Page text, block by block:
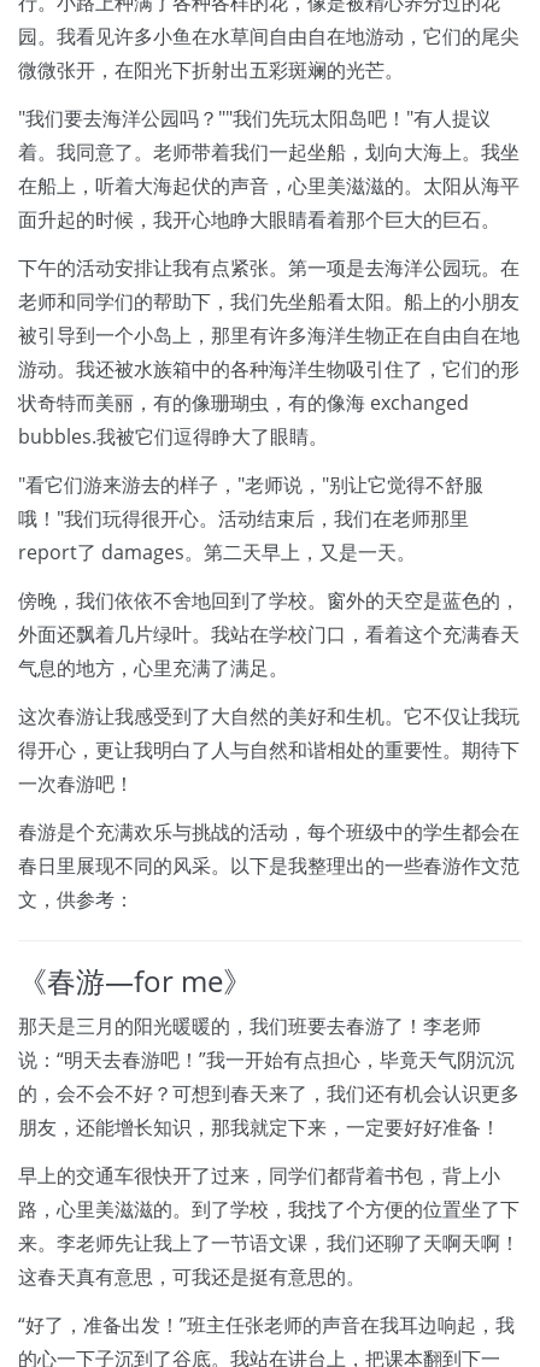
园。我看见许多小鱼在水草间自由自在地游动，它们的尾尖
微微张开，在阳光下折射出五彩斑斓的光芒。
"我们要去海洋公园吗？""我们先玩太阳岛吧！"有人提议
着。我同意了。老师带着我们一起坐船，划向大海上。我坐
在船上，听着大海起伏的声音，心里美滋滋的。太阳从海平
面升起的时候，我开心地睁大眼睛看着那个巨大的巨石。
下午的活动安排让我有点紧张。第一项是去海洋公园玩。在
老师和同学们的帮助下，我们先坐船看太阳。船上的小朋友
被引导到一个小岛上，那里有许多海洋生物正在自由自在地
游动。我还被水族箱中的各种海洋生物吸引住了，它们的形
状奇特而美丽，有的像珊瑚虫，有的像海 exchanged
bubbles.我被它们逗得睁大了眼睛。
"看它们游来游去的样子，"老师说，"别让它觉得不舒服
哦！"我们玩得很开心。活动结束后，我们在老师那里
report了 damages。第二天早上，又是一天。
傍晚，我们依依不舍地回到了学校。窗外的天空是蓝色的，
外面还飘着几片绿叶。我站在学校门口，看着这个充满春天
气息的地方，心里充满了满足。
这次春游让我感受到了大自然的美好和生机。它不仅让我玩
得开心，更让我明白了人与自然和谐相处的重要性。期待下
一次春游吧！
春游是个充满欢乐与挑战的活动，每个班级中的学生都会在
春日里展现不同的风采。以下是我整理出的一些春游作文范
文，供参考：
《春游—for me》
那天是三月的阳光暖暖的，我们班要去春游了！李老师
说：“明天去春游吧！”我一开始有点担心，毕竟天气阴沉沉
的，会不会不好？可想到春天来了，我们还有机会认识更多
朋友，还能增长知识，那我就定下来，一定要好好准备！
早上的交通车很快开了过来，同学们都背着书包，背上小
路，心里美滋滋的。到了学校，我找了个方便的位置坐了下
来。李老师先让我上了一节语文课，我们还聊了天啊天啊！
这春天真有意思，可我还是挺有意思的。
“好了，准备出发！”班主任张老师的声音在我耳边响起，我
的心一下子沉到了谷底。我站在讲台上，把课本翻到下一